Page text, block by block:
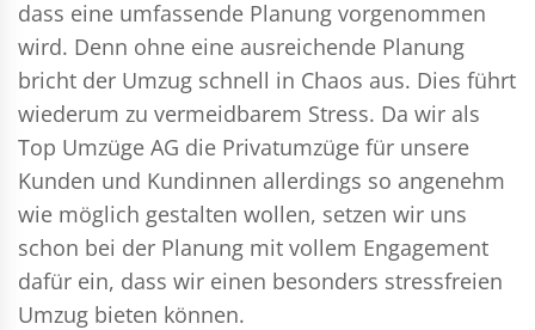
dass eine umfassende Planung vorgenommen
wird. Denn ohne eine ausreichende Planung
bricht der Umzug schnell in Chaos aus. Dies führt
wiederum zu vermeidbarem Stress. Da wir als
Top Umzüge AG die Privatumzüge für unsere
Kunden und Kundinnen allerdings so angenehm
wie möglich gestalten wollen, setzen wir uns
schon bei der Planung mit vollem Engagement
dafür ein, dass wir einen besonders stressfreien
Umzug bieten können.